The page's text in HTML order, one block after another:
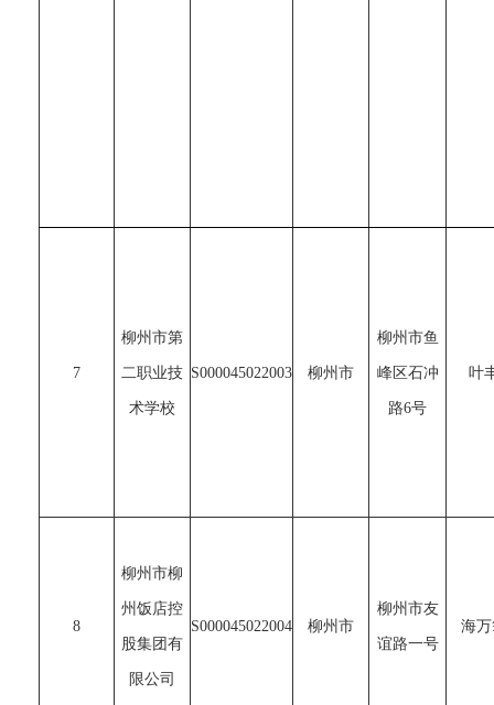
7
柳州市第
二职业技
术学校
S000045022003 柳州市
柳州市鱼
峰区石冲
路6号
叶
8
柳州市柳
州饭店控
股集团有
限公司
S000045022004 柳州市
柳州市友
谊路一号
海